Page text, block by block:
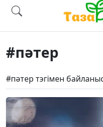
#пәтер
#пәтер тэгімен